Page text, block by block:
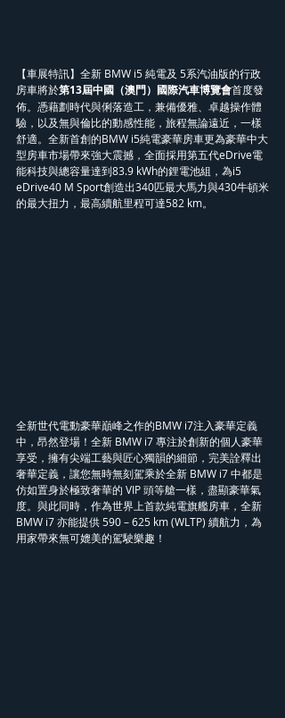
【車展特訊】全新 BMW i5 純電及 5系汽油版的行政
房車將於第13屆中國（澳門）國際汽車博覽會首度發
佈。憑藉劃時代與俐落造工，兼備優雅、卓越操作體
驗，以及無與倫比的動感性能，旅程無論遠近，一樣
舒適。全新首創的BMW i5純電豪華房車更為豪華中大
型房車市場帶來強大震撼，全面採用第五代eDrive電
能科技與總容量達到83.9 kWh的鋰電池組，為i5
eDrive40 M Sport創造出340匹最大馬力與430牛頓米
的最大扭力，最高續航里程可達582 km。
全新世代電動豪華巔峰之作的BMW i7注入豪華定義
中，昂然登場！全新 BMW i7 專注於創新的個人豪華
享受，擁有尖端工藝與匠心獨韻的細節，完美詮釋出
奢華定義，讓您無時無刻駕乘於全新 BMW i7 中都是
仿如置身於極致奢華的 VIP 頭等艙一樣，盡顯豪華氣
度。與此同時，作為世界上首款純電旗艦房車，全新
BMW i7 亦能提供 590 – 625 km (WLTP) 續航力，為
用家帶來無可媲美的駕駛樂趣！